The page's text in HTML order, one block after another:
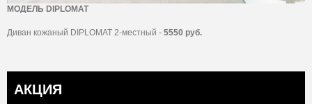
МОДЕЛЬ DIPLOMAT
Диван кожаный DIPLOMAT 2-местный - 5550 руб.
АКЦИЯ